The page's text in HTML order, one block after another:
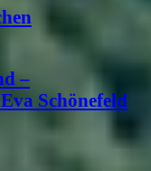
–
Schönefeld